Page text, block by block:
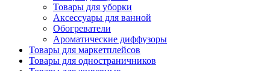
Товары для уборки
Аксессуары для ванной
Обогреватели
Ароматические диффузоры
Товары для маркетплейсов
Товары для одностраничников